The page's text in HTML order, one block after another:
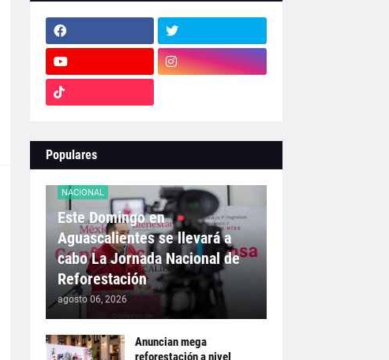
Populares
NACIONAL
Este Domingo en
Aguascalientes se llevará a
cabo La Jornada Nacional de
Reforestación
agosto 06, 2026
Anuncian mega
reforestación a nivel